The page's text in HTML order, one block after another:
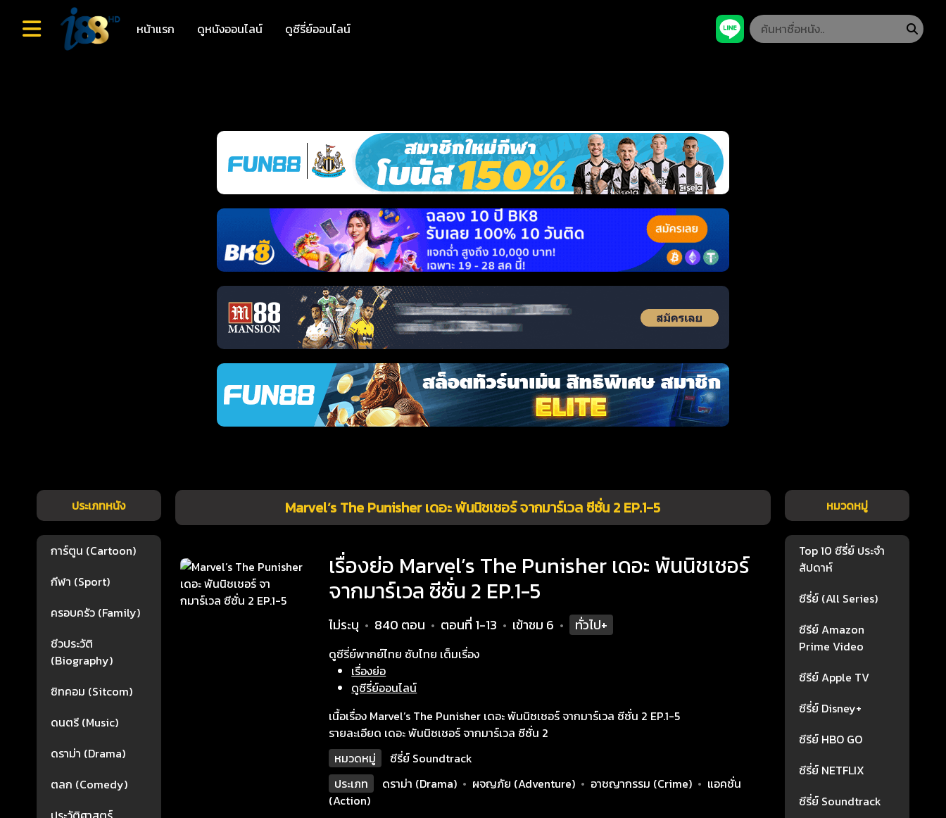
หน้าแรก ดูหนังออนไลน์ ดูซีรี่ย์ออนไลน์
ประเภทหนัง
การ์ตูน (Cartoon)
กีฬา (Sport)
ครอบครัว (Family)
ชีวประวัติ
(Biography)
ซิทคอม (Sitcom)
ดนตรี (Music)
ดราม่า (Drama)
ตลก (Comedy)
Marvel’s The Punisher เดอะ พันนิชเชอร์ จากมาร์เวล ซีซั่น 2 EP.1-5
เรื่องย่อ Marvel’s The Punisher เดอะ พันนิชเชอร์
จากมาร์เวล ซีซั่น 2 EP.1-5
ไม่ระบุ • 840 ตอน • ตอนที่ 1-13 • เข้าชม 6 • ทั่วไป+
ดูซีรี่ย์พากย์ไทย ซับไทย เต็มเรื่อง
เรื่องย่อ
ดูซีรี่ย์ออนไลน์
เนื้อเรื่อง Marvel’s The Punisher เดอะ พันนิชเชอร์ จากมาร์เวล ซีซั่น 2 EP.1-5
รายละเอียด เดอะ พันนิชเชอร์ จากมาร์เวล ซีซั่น 2
หมวดหมู่
ซีรี่ย์ Soundtrack
ประเภท
ดราม่า (Drama) • ผจญภัย (Adventure) • อาชญากรรม (Crime) • แอคชั่น
(Action)
หมวดหมู่
Top 10 ซีรี่ย์ ประจำ
สัปดาห์
ซีรี่ย์ (All Series)
ซีรีย์ Amazon
Prime Video
ซีรีย์ Apple TV
ซีรี่ย์ Disney+
ซีรีย์ HBO GO
ซีรี่ย์ NETFLIX
ซีรี่ย์ Soundtrack